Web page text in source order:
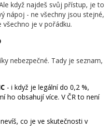
když najdeš svůj přístup, je to
nápoj - ne všechny jsou stejné,
všechno je v pořádku.
nebezpečné. Tady je seznam,
- i když je legální do 0,2 %,
ho obsahují více. V ČR to není
co je ve skutečnosti v